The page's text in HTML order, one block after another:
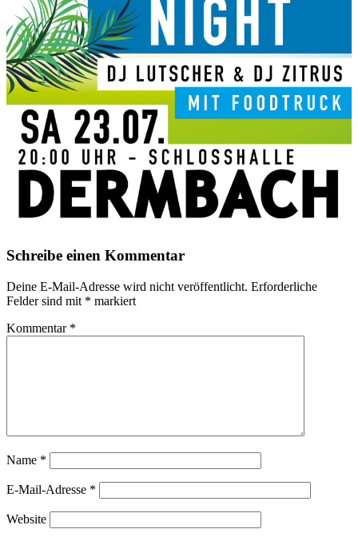
Schreibe einen Kommentar
Deine E-Mail-Adresse wird nicht veröffentlicht. Erforderliche
Felder sind mit * markiert
Kommentar *
Name *
E-Mail-Adresse *
Website